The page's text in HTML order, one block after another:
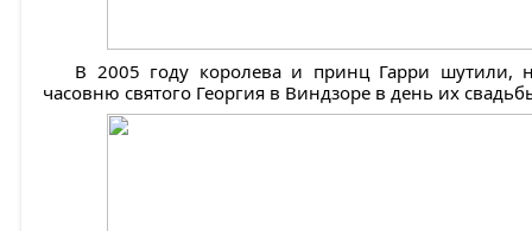
В 2005 году королева и принц Гарри шутили,
часовню святого Георгия в Виндзоре в день их